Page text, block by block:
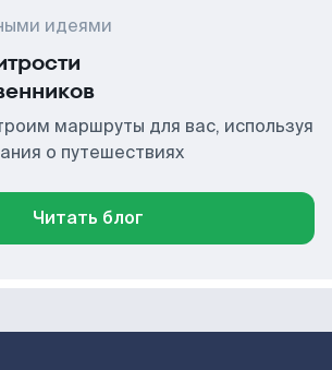
идеями
маршруты для вас, используя
о путешествиях
Читать блог